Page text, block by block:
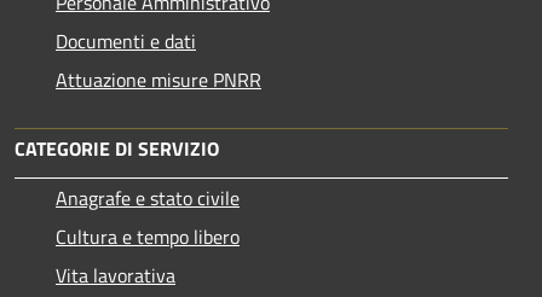
Documenti e dati
Attuazione misure PNRR
CATEGORIE DI SERVIZIO
Anagrafe e stato civile
Cultura e tempo libero
Vita lavorativa